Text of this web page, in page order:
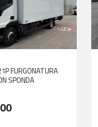
FURGONATURA
SPONDA